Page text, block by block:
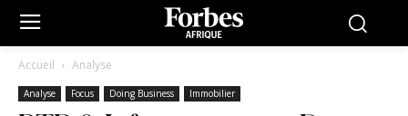
Accueil Analyse
Analyse Focus Doing Business Immobilier